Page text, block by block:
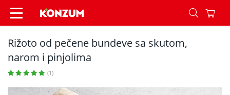
Rižoto od pečene bundeve sa skutom, narom i
Rižoto od pečene bundeve sa skutom,
narom i pinjolima
(1)